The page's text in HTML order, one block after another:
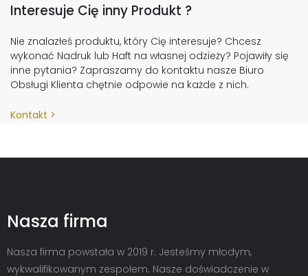
Interesuje Cię inny Produkt ?
Nie znalazłeś produktu, który Cię interesuje? Chcesz
wykonać Nadruk lub Haft na własnej odzieży? Pojawiły się
inne pytania? Zapraszamy do kontaktu nasze Biuro
Obsługi Klienta chętnie odpowie na każde z nich.
Kontakt
Nasza firma
Nasza firma powstała w 2019 r. Jesteśmy młodym,
wykwalifikowanym zespołem. Nasze doświadczenie w